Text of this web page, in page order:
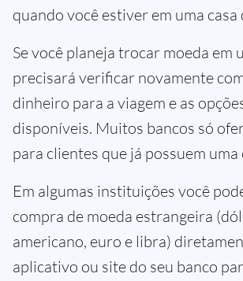
quando você estiver em uma casa
Se você planeja trocar moeda em
precisará verificar novamente
dinheiro para a viagem e as
disponíveis. Muitos bancos só
para clientes que já possuem uma
Em algumas instituições você
compra de moeda estrangeira
americano, euro e libra)
aplicativo ou site do seu banco